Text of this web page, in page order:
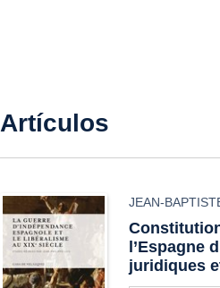
Artículos
JEAN-
l’Espagne
juridiques